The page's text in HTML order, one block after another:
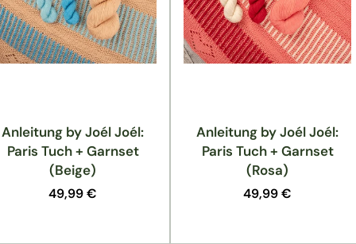
Anleitung by Joél Joél:
Paris Tuch + Garnset
(Beige)
Normaler
49,99 €
Anleitung by Joél Joél:
Paris Tuch + Garnset
(Rosa)
Normaler
49,99 €